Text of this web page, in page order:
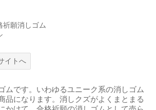
祈願消しゴム
イトへ
ムです。いわゆるユニーク系の消しゴム
品になります。消しクズがよくまとまる